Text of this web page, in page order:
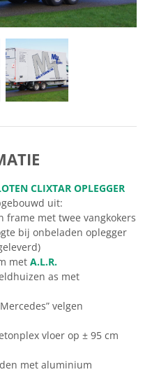
CLIXTAR OPLEGGER
uit:
frame met twee vangkokers
bij onbeladen oplegger
met A.L.R.
as met
velgen
vloer op ± 95 cm
met aluminium